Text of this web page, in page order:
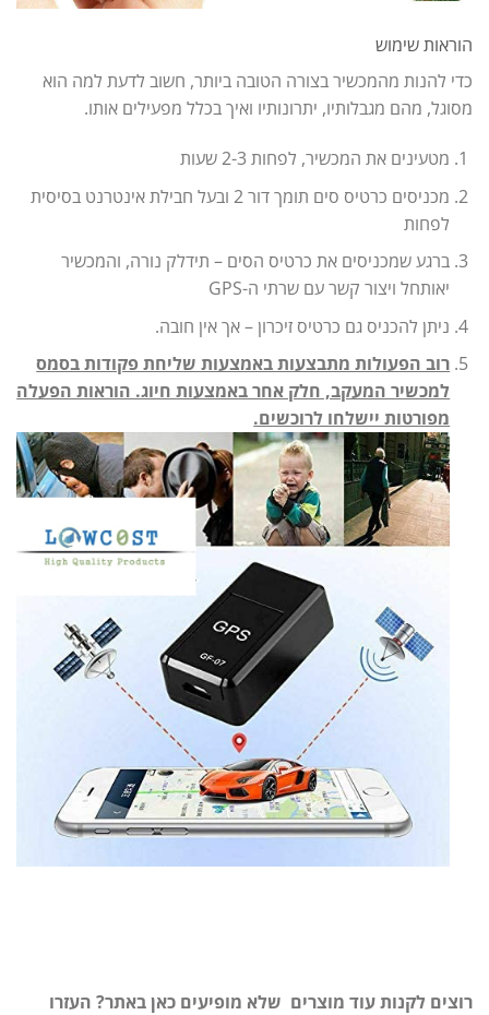
הוראות שימוש
כדי להנות מהמכשיר בצורה הטובה ביותר, חשוב לדעת למה הוא
מסוגל, מהם מגבלותיו, יתרונותיו ואיך בכלל מפעילים אותו.
מטעינים את המכשיר, לפחות 2-3 שעות
מכניסים כרטיס סים תומך דור 2 ובעל חבילת אינטרנט בסיסית
לפחות
ברגע שמכניסים את כרטיס הסים – תידלק נורה, והמכשיר
יאותחל ויצור קשר עם שרתי ה-GPS
ניתן להכניס גם כרטיס זיכרון – אך אין חובה.
רוב הפעולות מתבצעות באמצעות שליחת פקודות בסמס
למכשיר המעקב, חלק אחר באמצעות חיוג. הוראות הפעלה
מפורטות יישלחו לרוכשים.
רוצים לקנות עוד מוצרים שלא מופיעים כאן באתר? העזרו